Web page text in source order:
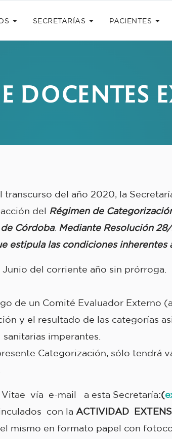
SECRETARÍAS PACIENTES
DOCENTES
del año 2020, la
del Régimen de
Córdoba. Mediante Resolución
estipula las condiciones inherentes
del corriente año sin prórroga.
de un Comité Evaluador Externo
y el resultado de las categorías
imperantes.
Categorización, sólo tendrá
vía e-mail a esta Secretaría:(
con la ACTIVIDAD
mismo en formato papel con